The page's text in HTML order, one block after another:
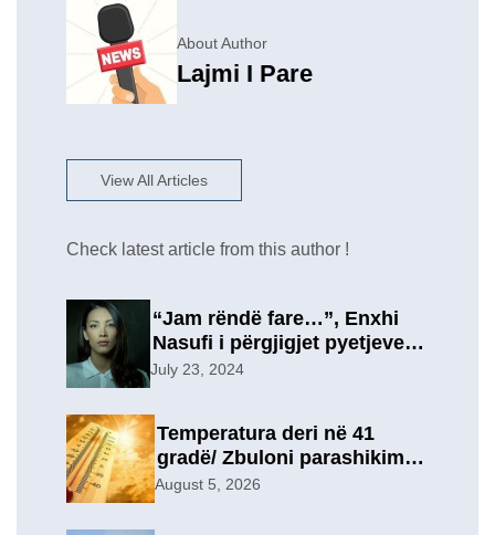
About Author
Lajmi I Pare
View All Articles
Check latest article from this author !
“Jam rëndë fare…”, Enxhi
Nasufi i përgjigjet pyetjeve
për ish-in, pas përfundimit të
një lidhje të re?
July 23, 2024
Temperatura deri në 41
gradë/ Zbuloni parashikimin
e motit, për sot
August 5, 2026